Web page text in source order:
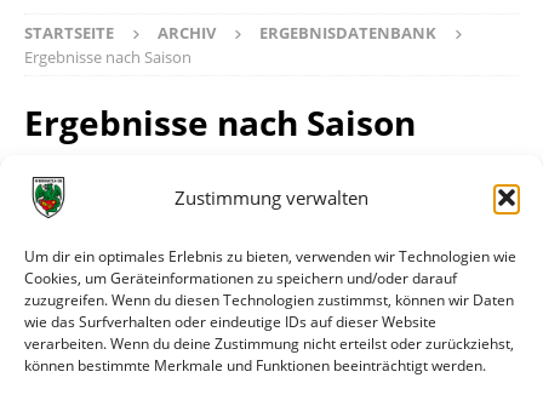
Zustimmung verwalten
Um dir ein optimales Erlebnis zu bieten, verwenden wir Technologien wie
Cookies, um Geräteinformationen zu speichern und/oder darauf
zuzugreifen. Wenn du diesen Technologien zustimmst, können wir Daten
wie das Surfverhalten oder eindeutige IDs auf dieser Website
verarbeiten. Wenn du deine Zustimmung nicht erteilst oder zurückziehst,
können bestimmte Merkmale und Funktionen beeinträchtigt werden.
STARTSEITE ARCHIV
ERGEBNISDATENBANK
Ergebnisse nach Saison
Ergebnisse nach Saison
Datum
26.08.2023
16:00
Wormatia Worms II
(F) - SG Pfaffen-
Schwabenheim /
Kreuznacher
Kickers
30:0 Spielinfo